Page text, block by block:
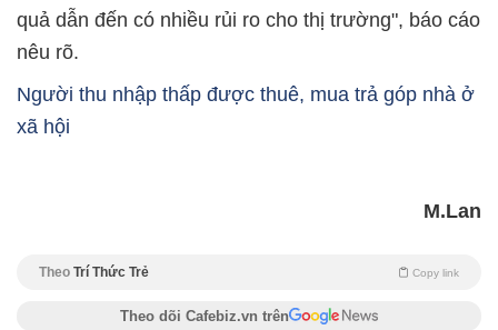
quả dẫn đến có nhiều rủi ro cho thị trường", báo cáo
nêu rõ.
Người thu nhập thấp được thuê, mua trả góp nhà ở
xã hội
M.Lan
Theo Trí Thức Trẻ Copy link
Theo dõi Cafebiz.vn trên